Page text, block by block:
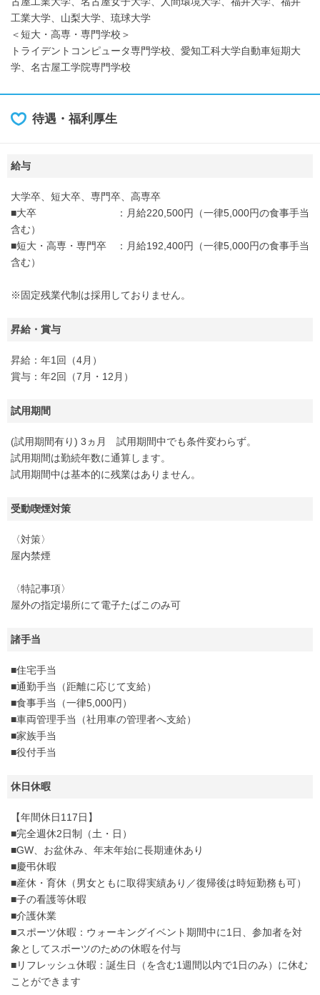
工業大学、山梨大学、琉球大学
＜短大・高専・専門学校＞
トライデントコンピュータ専門学校、愛知工科大学自動車短期大
学、名古屋工学院専門学校
待遇・福利厚生
給与
大学卒、短大卒、専門卒、高専卒
■大卒 ：月給220,500円（一律5,000円の食事手当
含む）
■短大・高専・専門卒 ：月給192,400円（一律5,000円の食事手当
含む）
※固定残業代制は採用しておりません。
昇給・賞与
昇給：年1回（4月）
賞与：年2回（7月・12月）
試用期間
(試用期間有り) 3ヵ月 試用期間中でも条件変わらず。
試用期間は勤続年数に通算します。
試用期間中は基本的に残業はありません。
受動喫煙対策
〈対策〉
屋内禁煙
〈特記事項〉
屋外の指定場所にて電子たばこのみ可
諸手当
■住宅手当
■通勤手当（距離に応じて支給）
■食事手当（一律5,000円）
■車両管理手当（社用車の管理者へ支給）
■家族手当
■役付手当
休日休暇
【年間休日117日】
■完全週休2日制（土・日）
■GW、お盆休み、年末年始に長期連休あり
■慶弔休暇
■産休・育休（男女ともに取得実績あり／復帰後は時短勤務も可）
■子の看護等休暇
■介護休業
■スポーツ休暇：ウォーキングイベント期間中に1日、参加者を対
象としてスポーツのための休暇を付与
■リフレッシュ休暇：誕生日（を含む1週間以内で1日のみ）に休む
ことができます